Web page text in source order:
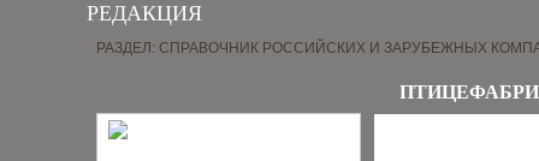
РЕДАКЦИЯ
РАЗДЕЛ: СПРАВОЧНИК РОССИЙСКИХ И ЗАРУБЕЖНЫХ